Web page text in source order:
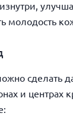
молодость
сделать
и центрах